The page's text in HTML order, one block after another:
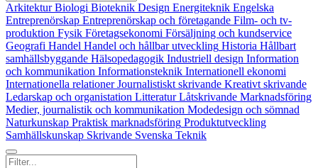
Arkitektur Biologi Bioteknik Design Energiteknik Engelska
Entreprenörskap Entreprenörskap och företagande Film- och tv-
produktion Fysik Företagsekonomi Försäljning och kundservice
Geografi Handel Handel och hållbar utveckling Historia Hållbart
samhällsbyggande Hälsopedagogik Industriell design Information
och kommunikation Informationsteknik Internationell ekonomi
Internationella relationer Journalistiskt skrivande Kreativt skrivande
Ledarskap och organistation Litteratur Låtskrivande Marknadsföring
Medier, journalistik och kommunikation Modedesign och sömnad
Naturkunskap Praktisk marknadsföring Produktutveckling
Samhällskunskap Skrivande Svenska Teknik